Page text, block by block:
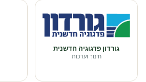
גורדון פדגוגיה חדשנית
חינוך וערכות